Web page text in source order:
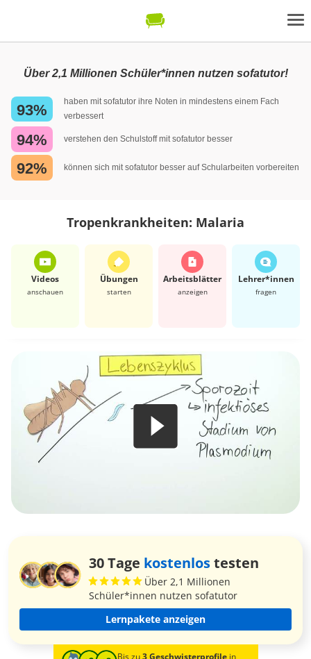
Über 2,1 Millionen Schüler*innen nutzen sofatutor!
93%
haben mit sofatutor ihre Noten in mindestens einem Fach
verbessert
94% verstehen den Schulstoff mit sofatutor besser
92% können sich mit sofatutor besser auf Schularbeiten vorbereiten
Tropenkrankheiten: Malaria
Videos
anschauen
Übungen
starten
Arbeits­blätter
anzeigen
Lehrer*​innen
fragen
30 Tage kostenlostesten
Über 2,1 Millionen
Schüler*innen nutzen sofatutor
Lernpakete anzeigen
Bis zu3 Geschwisterprofilein